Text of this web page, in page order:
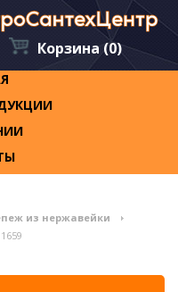
Корзина (0)
из нержавейки